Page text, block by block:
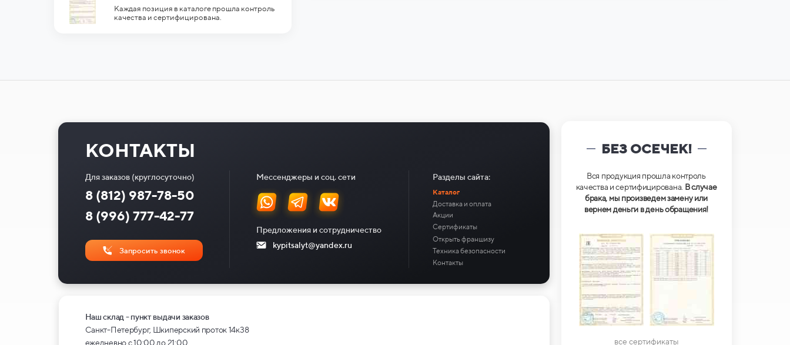
Каждая позиция в каталоге прошла контроль
качества и сертифицирована.
БЕЗ ОСЕЧЕК!
Вся продукция прошла контроль
качества и сертифицирована. В случае
брака, мы произведем замену или
вернем деньги в день обращения!
все сертификаты
КОНТАКТЫ
Для заказов (круглосуточно)
8 (996) 777-42-77
8 (812) 987-78-50
Запросить звонок
Мессенджеры и соц. сети
Предложения и сотрудничество
kypitsalyt@yandex.ru
Разделы сайта:
Наш склад - пункт выдачи заказов
Санкт-Петербург, Шкиперский проток 14к38
ежедневно с 10:00 до 21:00
Каталог
Техника безопасности
Доставка и оплата
Акции
Сертификаты
Открыть франшизу
Контакты